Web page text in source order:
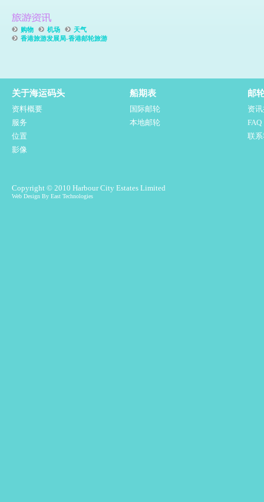
购物 机场
天气
香港旅游发展局-香港邮轮旅游
关于海运码头
资料概要
服务
位置
影像
船期表
国际邮轮
本地邮轮
邮
资
联
Copyright © 2010 Harbour City Estates Limited
Web Design By East Technologies